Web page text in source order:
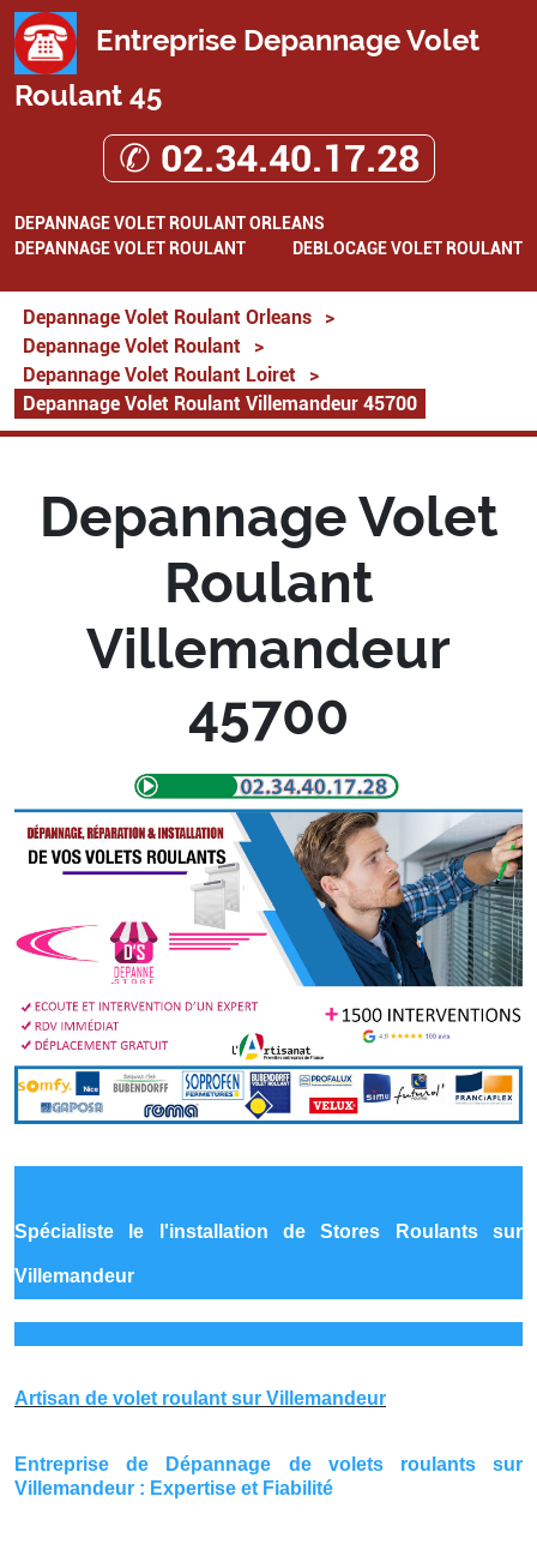
Entreprise Depannage Volet
Roulant 45
✆ 02.34.40.17.28
DEPANNAGE VOLET ROULANT ORLEANS
DEPANNAGE VOLET ROULANT
DEBLOCAGE VOLET ROULANT
Depannage Volet Roulant Orleans
>
Depannage Volet Roulant
>
Depannage Volet Roulant Loiret
>
Depannage Volet Roulant Villemandeur 45700
Depannage Volet
Roulant
Villemandeur
45700
Spécialiste le l'installation de Stores Roulants sur
Villemandeur
Artisan de volet roulant sur Villemandeur
Entreprise de Dépannage de volets roulants sur
Villemandeur : Expertise et Fiabilité